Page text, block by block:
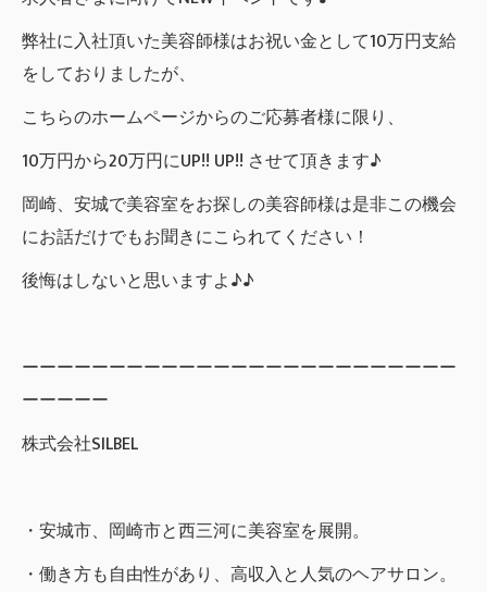
弊社に入社頂いた美容師様はお祝い金として10万円支給
をしておりましたが、
こちらのホームページからのご応募者様に限り、
10万円から20万円にUP!! UP!! させて頂きます♪
岡崎、安城で美容室をお探しの美容師様は是非この機会
にお話だけでもお聞きにこられてください！
後悔はしないと思いますよ♪♪
ーーーーーーーーーーーーーーーーーーーーーーーーー
ーーーーー
株式会社SILBEL
・安城市、岡崎市と西三河に美容室を展開。
・働き方も自由性があり、高収入と人気のヘアサロン。